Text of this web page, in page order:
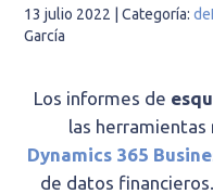
13 julio 2022 | Categoría:
García
Los informes de
las
Dynamics 365
de datos